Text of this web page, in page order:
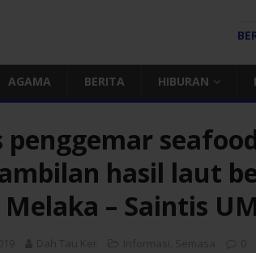
AGAMA BERITA HIBURAN
penggemar
hasil laut
– Saintis